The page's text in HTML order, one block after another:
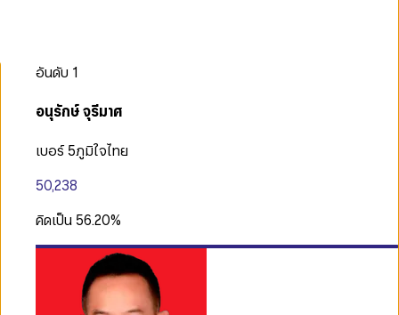
อันดับ 1
อนุรักษ์ จุรีมาศ
เบอร์ 5ภูมิใจไทย
50,238
คิดเป็น 56.20%